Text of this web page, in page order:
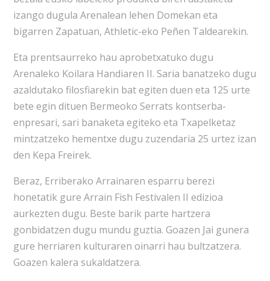
izango dugula Arenalean lehen Domekan eta
bigarren Zapatuan, Athletic-eko Peñen Taldearekin.
Eta prentsaurreko hau aprobetxatuko dugu
Arenaleko Koilara Handiaren II. Saria banatzeko dugu
azaldutako filosfiarekin bat egiten duen eta 125 urte
bete egin dituen Bermeoko Serrats kontserba-
enpresari, sari banaketa egiteko eta Txapelketaz
mintzatzeko hementxe dugu zuzendaria 25 urtez izan
den Kepa Freirek.
Beraz, Erriberako Arrainaren esparru berezi
honetatik gure Arrain Fish Festivalen II edizioa
aurkezten dugu. Beste barik parte hartzera
gonbidatzen dugu mundu guztia. Goazen Jai gunera
gure herriaren kulturaren oinarri hau bultzatzera.
Goazen kalera sukaldatzera.